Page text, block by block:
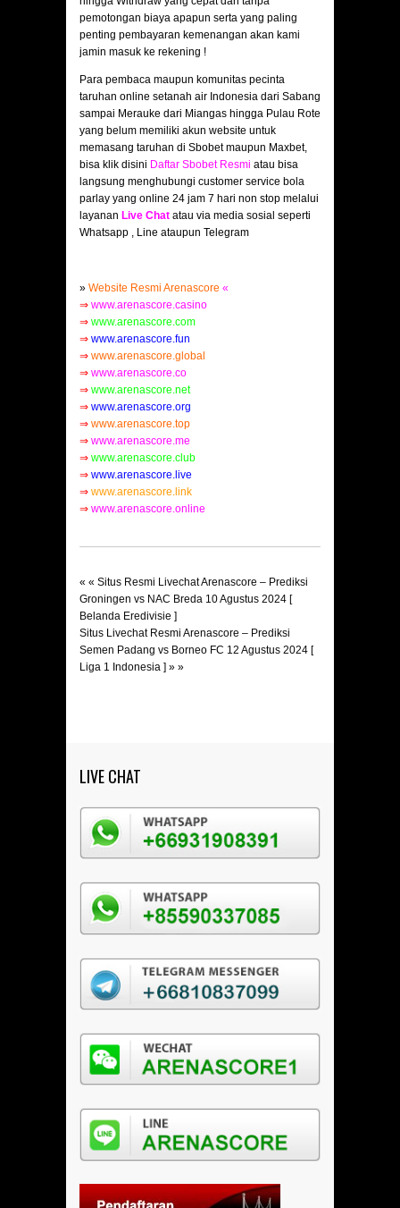
pemotongan biaya apapun serta yang paling
penting pembayaran kemenangan akan kami
jamin masuk ke rekening !
Para pembaca maupun komunitas pecinta
taruhan online setanah air Indonesia dari Sabang
sampai Merauke dari Miangas hingga Pulau Rote
yang belum memiliki akun website untuk
memasang taruhan di Sbobet maupun Maxbet,
bisa klik disini Daftar Sbobet Resmi atau bisa
langsung menghubungi customer service bola
parlay yang online 24 jam 7 hari non stop melalui
layanan Live Chat atau via media sosial seperti
Whatsapp , Line ataupun Telegram
» Website Resmi Arenascore «
⇒ www.arenascore.casino
⇒ www.arenascore.com
⇒ www.arenascore.fun
⇒ www.arenascore.global
⇒ www.arenascore.co
⇒ www.arenascore.net
⇒ www.arenascore.org
⇒ www.arenascore.top
⇒ www.arenascore.me
⇒ www.arenascore.club
⇒ www.arenascore.live
⇒ www.arenascore.link
⇒ www.arenascore.online
« « Situs Resmi Livechat Arenascore – Prediksi
Groningen vs NAC Breda 10 Agustus 2024 [
Belanda Eredivisie ]
Situs Livechat Resmi Arenascore – Prediksi
Semen Padang vs Borneo FC 12 Agustus 2024 [
Liga 1 Indonesia ] » »
LIVE CHAT